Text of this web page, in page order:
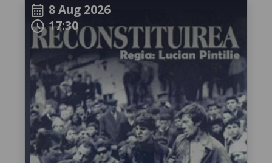
calendar_month 8 Aug 2026
schedule17:30